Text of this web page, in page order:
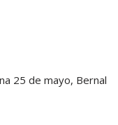
25 de mayo, Bernal